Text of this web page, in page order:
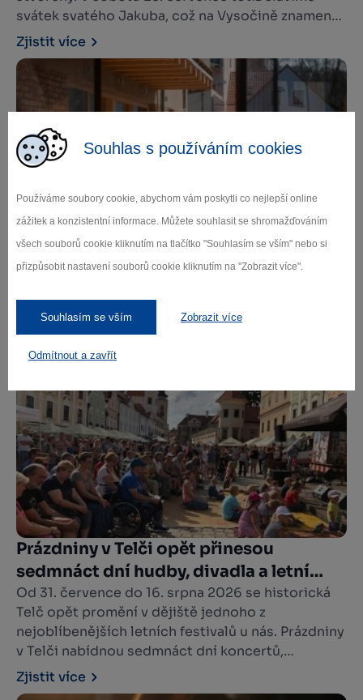
Souhlas s používáním cookies
Používáme soubory cookie, abychom vám poskytli co nejlepší online
zážitek a konzistentní informace. Můžete souhlasit se shromažďováním
všech souborů cookie kliknutím na tlačítko "Souhlasím se vším" nebo si
přizpůsobit nastavení souborů cookie kliknutím na "Zobrazit více".
Souhlasím se vším Zobrazit více
Odmítnout a zavřít
svátek svatého Jakuba, což na Vysočině znamená
jediné: víkend plný zábavy, hodování, tradic a
setkávání. Máme pro vás tip na skvělý výlet, který
vás provede od netradičních pivních chutí až po
vesnickou tancovačku pod lipami.
Zjistit více
Den v destinaci Vysočina West? Prožitý
všemi smysly!
Nejde jen o místo na mapě, jde o den, který budeš
s výhledem na krásnou přírodu Vysočiny? O pár
hodin později už objevuješ tajemná zákoutí,
vyhlídky, skvělou gastronomii a mnoho dalšího v
každém kroku, čas, který se zpomalí a ty slyšíš
pouze dětský smích a v ten okamžik si uvědomíš,
že přesně takhle mají vypadat letní prázdniny.
Zjistit více
Prázdniny v Telči opět přinesou
sedmnáct dní hudby, divadla a letní
atmosféry
Od 31. července do 16. srpna 2026 se historická
Telč opět promění v dějiště jednoho z
nejoblíbenějších letních festivalů u nás. Prázdniny
v Telči nabídnou sedmnáct dní koncertů,
divadelních představení, pouličního umění i
pohodové prázdninové atmosféry. Na pěti
Zjistit více